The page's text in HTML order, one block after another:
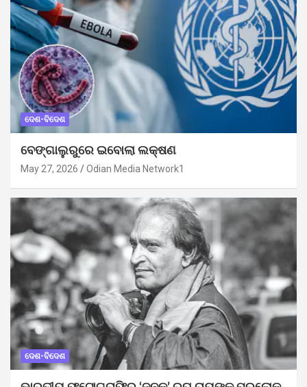
ଦେଶ-ବିଦେଶ
ବେଙ୍ଗାଲୁରୁରେ ଇବୋଲା ଲକ୍ଷଣ
May 27, 2026 Odian Media Network1
ଦେଶ-ବିଦେଶ